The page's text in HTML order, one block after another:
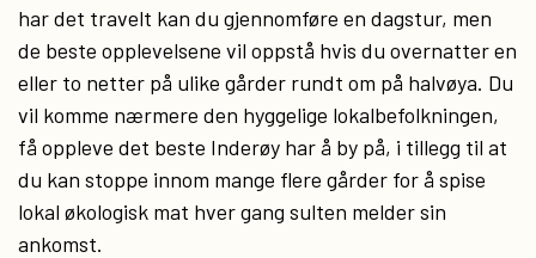
har det travelt kan du gjennomføre en dagstur, men
de beste opplevelsene vil oppstå hvis du overnatter en
eller to netter på ulike gårder rundt om på halvøya. Du
vil komme nærmere den hyggelige lokalbefolkningen,
få oppleve det beste Inderøy har å by på, i tillegg til at
du kan stoppe innom mange flere gårder for å spise
lokal økologisk mat hver gang sulten melder sin
ankomst.